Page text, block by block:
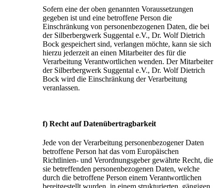
Sofern eine der oben genannten Voraussetzungen
gegeben ist und eine betroffene Person die
Einschränkung von personenbezogenen Daten, die bei
der Silberbergwerk Suggental e.V., Dr. Wolf Dietrich
Bock gespeichert sind, verlangen möchte, kann sie sich
hierzu jederzeit an einen Mitarbeiter des für die
Verarbeitung Verantwortlichen wenden. Der Mitarbeiter
der Silberbergwerk Suggental e.V., Dr. Wolf Dietrich
Bock wird die Einschränkung der Verarbeitung
veranlassen.
f) Recht auf Datenübertragbarkeit
Jede von der Verarbeitung personenbezogener Daten
betroffene Person hat das vom Europäischen
Richtlinien- und Verordnungsgeber gewährte Recht, die
sie betreffenden personenbezogenen Daten, welche
durch die betroffene Person einem Verantwortlichen
bereitgestellt wurden, in einem strukturierten, gängigen